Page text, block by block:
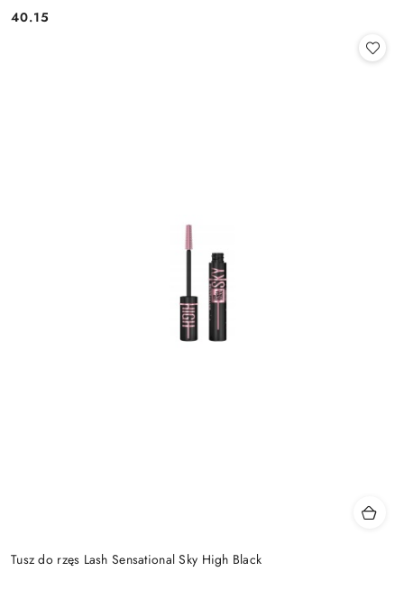
Cena:
40.15
Tusz do rzęs Lash Sensational Sky High Black